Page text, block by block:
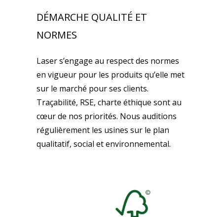
DÉMARCHE QUALITÉ ET
NORMES
Laser s’engage au respect des normes
en vigueur pour les produits qu’elle met
sur le marché pour ses clients.
Traçabilité, RSE, charte éthique sont au
cœur de nos priorités. Nous auditions
régulièrement les usines sur le plan
qualitatif, social et environnemental.